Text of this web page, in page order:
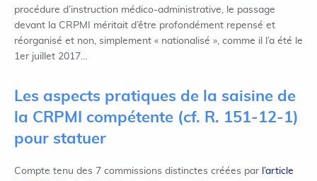
procédure d’instruction médico-administrative, le passage
devant la CRPMI méritait d’être profondément repensé et
réorganisé et non, simplement « nationalisé », comme il l’a été le
1er juillet 2017…
Les aspects pratiques de la saisine de
la CRPMI compétente (cf. R. 151-12-1)
pour statuer
Compte tenu des 7 commissions distinctes créées par l’article